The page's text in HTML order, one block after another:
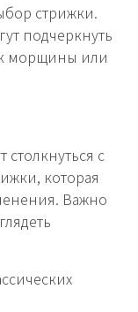
стрижки.
подчеркнуть
морщины или
столкнуться с
которая
Важно